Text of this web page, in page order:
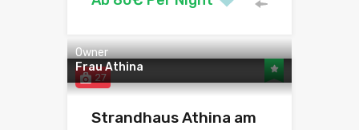
27
Owner
Frau Athina
Strandhaus Athina am